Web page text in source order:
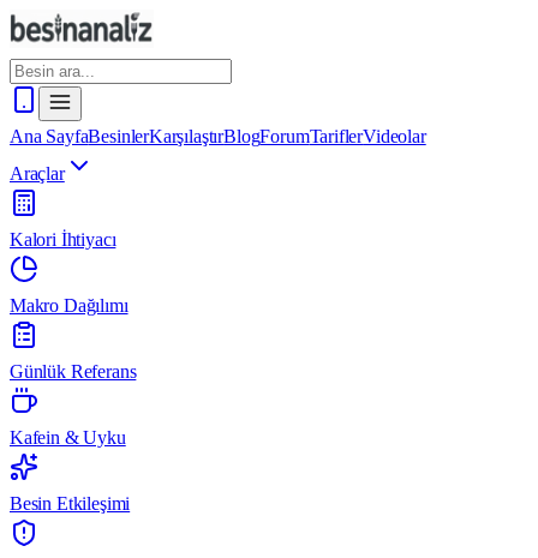
Ana SayfaBesinlerKarşılaştırBlogForumTariflerVideolar
Araçlar
Kalori İhtiyacı
Makro Dağılımı
Günlük Referans
Kafein & Uyku
Besin Etkileşimi